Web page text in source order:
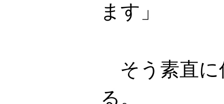
ます」
そう素直に
る。